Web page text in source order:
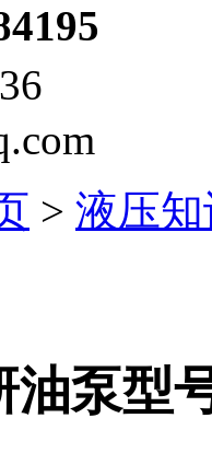
> 液压
泵型